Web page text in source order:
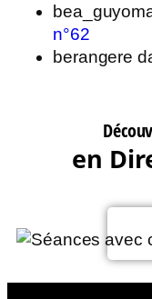
n°62
berangere
en